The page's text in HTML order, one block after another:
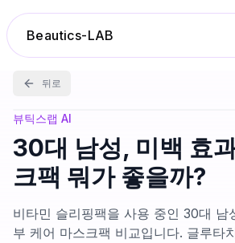
Beautics-LAB
랭킹
성분분석
나의 스킨케어
뒤로
뷰틱스랩 AI
30대 남성, 미백 효
크팩 뭐가 좋을까?
비타민 슬리핑팩을 사용 중인 30대 남
부 케어 마스크팩 비교입니다. 글루타